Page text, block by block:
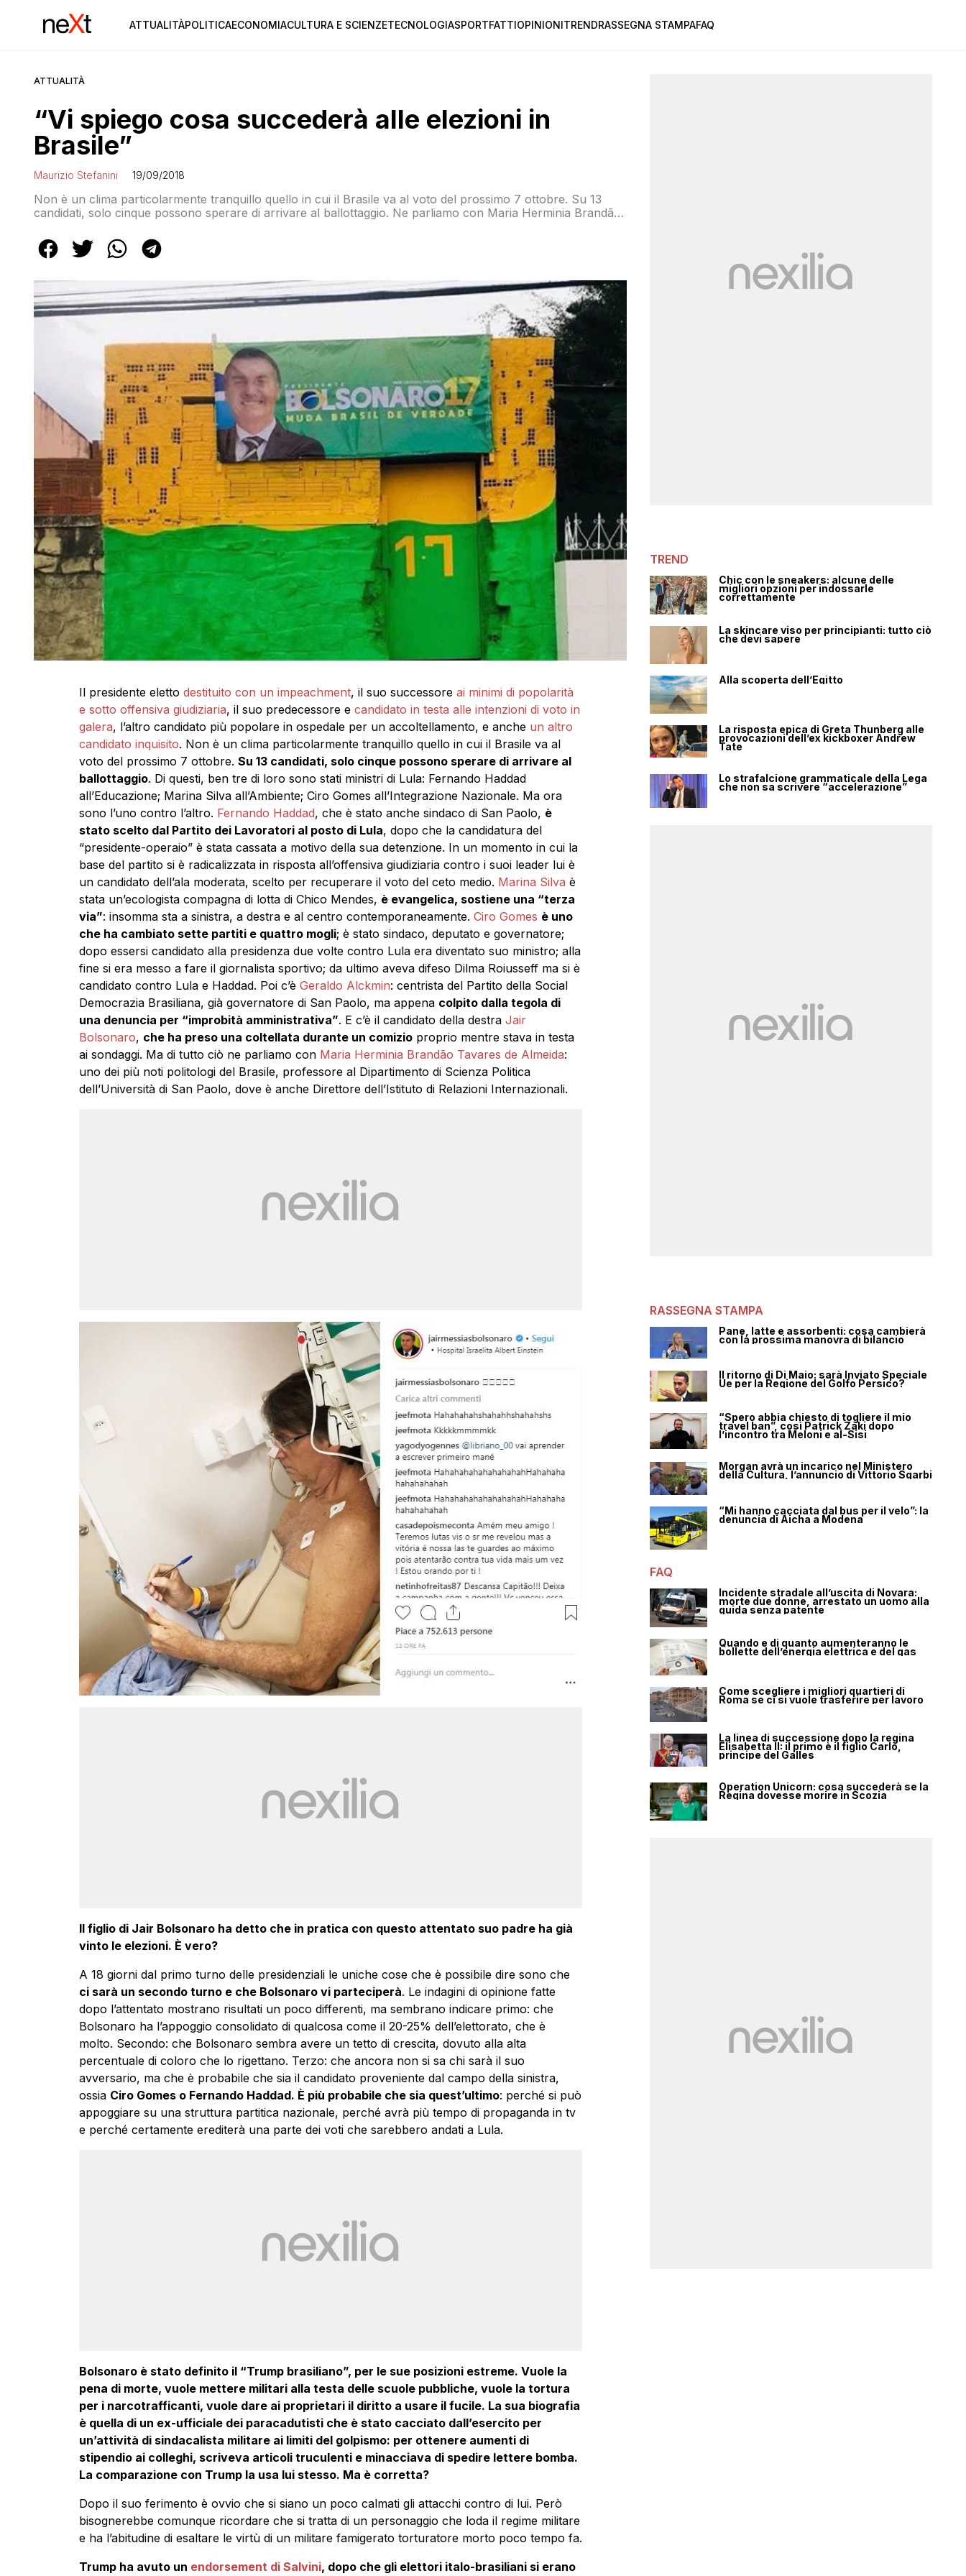
ATTUALITÀPOLITICAECONOMIACULTURA E SCIENZETECNOLOGIASPORTFATTIOPINIONITRENDRASSEGNA STAMPAFAQ
ATTUALITÀ
“Vi spiego cosa succederà alle elezioni in
Brasile”
Maurizio Stefanini 19/09/2018
Non è un clima particolarmente tranquillo quello in cui il Brasile va al voto del prossimo 7 ottobre. Su 13
candidati, solo cinque possono sperare di arrivare al ballottaggio. Ne parliamo con Maria Herminia Brandão
dell’Università di San Paolo
Il presidente eletto destituito con un impeachment, il suo successore ai minimi di popolarità
e sotto offensiva giudiziaria, il suo predecessore e candidato in testa alle intenzioni di voto in
galera, l’altro candidato più popolare in ospedale per un accoltellamento, e anche un altro
candidato inquisito. Non è un clima particolarmente tranquillo quello in cui il Brasile va al
voto del prossimo 7 ottobre. Su 13 candidati, solo cinque possono sperare di arrivare al
ballottaggio. Di questi, ben tre di loro sono stati ministri di Lula: Fernando Haddad
all’Educazione; Marina Silva all’Ambiente; Ciro Gomes all’Integrazione Nazionale. Ma ora
sono l’uno contro l’altro. Fernando Haddad, che è stato anche sindaco di San Paolo, è
stato scelto dal Partito dei Lavoratori al posto di Lula, dopo che la candidatura del
“presidente-operaio” è stata cassata a motivo della sua detenzione. In un momento in cui la
base del partito si è radicalizzata in risposta all’offensiva giudiziaria contro i suoi leader lui è
un candidato dell’ala moderata, scelto per recuperare il voto del ceto medio. Marina Silva è
stata un’ecologista compagna di lotta di Chico Mendes, è evangelica, sostiene una “terza
via”: insomma sta a sinistra, a destra e al centro contemporaneamente. Ciro Gomes è uno
che ha cambiato sette partiti e quattro mogli; è stato sindaco, deputato e governatore;
dopo essersi candidato alla presidenza due volte contro Lula era diventato suo ministro; alla
fine si era messo a fare il giornalista sportivo; da ultimo aveva difeso Dilma Roiusseff ma si è
candidato contro Lula e Haddad. Poi c’è Geraldo Alckmin: centrista del Partito della Social
Democrazia Brasiliana, già governatore di San Paolo, ma appena colpito dalla tegola di
una denuncia per “improbità amministrativa”. E c’è il candidato della destra Jair
Bolsonaro, che ha preso una coltellata durante un comizioproprio mentre stava in testa
ai sondaggi. Ma di tutto ciò ne parliamo con Maria Herminia Brandão Tavares de Almeida:
uno dei più noti politologi del Brasile, professore al Dipartimento di Scienza Politica
dell’Università di San Paolo, dove è anche Direttore dell’Istituto di Relazioni Internazionali.
Il figlio di Jair Bolsonaro ha detto che in pratica con questo attentato suo padre ha già
vinto le elezioni. È vero?
A 18 giorni dal primo turno delle presidenziali le uniche cose che è possibile dire sono che
ci sarà un secondo turno e che Bolsonaro vi parteciperà. Le indagini di opinione fatte
dopo l’attentato mostrano risultati un poco differenti, ma sembrano indicare primo: che
Bolsonaro ha l’appoggio consolidato di qualcosa come il 20-25% dell’elettorato, che è
molto. Secondo: che Bolsonaro sembra avere un tetto di crescita, dovuto alla alta
percentuale di coloro che lo rigettano. Terzo: che ancora non si sa chi sarà il suo
avversario, ma che è probabile che sia il candidato proveniente dal campo della sinistra,
ossia Ciro Gomes o Fernando Haddad. È più probabile che sia quest’ultimo: perché si può
appoggiare su una struttura partitica nazionale, perché avrà più tempo di propaganda in tv
e perché certamente erediterà una parte dei voti che sarebbero andati a Lula.
Bolsonaro è stato definito il “Trump brasiliano”, per le sue posizioni estreme. Vuole la
pena di morte, vuole mettere militari alla testa delle scuole pubbliche, vuole la tortura
per i narcotrafficanti, vuole dare ai proprietari il diritto a usare il fucile. La sua biografia
è quella di un ex-ufficiale dei paracadutisti che è stato cacciato dall’esercito per
un’attività di sindacalista militare ai limiti del golpismo: per ottenere aumenti di
stipendio ai colleghi, scriveva articoli truculenti e minacciava di spedire lettere bomba.
La comparazione con Trump la usa lui stesso. Ma è corretta?
Dopo il suo ferimento è ovvio che si siano un poco calmati gli attacchi contro di lui. Però
bisognerebbe comunque ricordare che si tratta di un personaggio che loda il regime militare
e ha l’abitudine di esaltare le virtù di un militare famigerato torturatore morto poco tempo fa.
Trump ha avuto un endorsement di Salvini, dopo che gli elettori italo-brasiliani si erano
TREND
Chic con le sneakers: alcune delle
migliori opzioni per indossarle
correttamente
La skincare viso per principianti: tutto ciò
che devi sapere
Alla scoperta dell’Egitto
La risposta epica di Greta Thunberg alle
provocazioni dell’ex kickboxer Andrew
Tate
Lo strafalcione grammaticale della Lega
che non sa scrivere “accelerazione”
RASSEGNA STAMPA
Pane, latte e assorbenti: cosa cambierà
con la prossima manovra di bilancio
Il ritorno di Di Maio: sarà Inviato Speciale
Ue per la Regione del Golfo Persico?
“Spero abbia chiesto di togliere il mio
travel ban”, così Patrick Zaki dopo
l’incontro tra Meloni e al-Sisi
Morgan avrà un incarico nel Ministero
della Cultura, l’annuncio di Vittorio Sgarbi
“Mi hanno cacciata dal bus per il velo”: la
denuncia di Aicha a Modena
FAQ
Incidente stradale all’uscita di Novara:
morte due donne, arrestato un uomo alla
guida senza patente
Quando e di quanto aumenteranno le
bollette dell’energia elettrica e del gas
Come scegliere i migliori quartieri di
Roma se ci si vuole trasferire per lavoro
La linea di successione dopo la regina
Elisabetta II: il primo è il figlio Carlo,
principe del Galles
Operation Unicorn: cosa succederà se la
Regina dovesse morire in Scozia